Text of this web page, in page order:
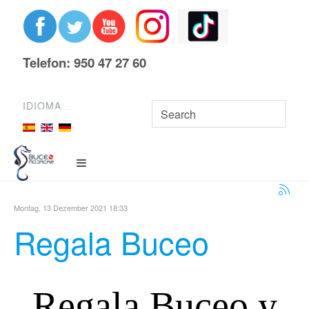
Telefon: 950 47 27 60
IDIOMA
Montag, 13 Dezember 2021 18:33
Regala Buceo